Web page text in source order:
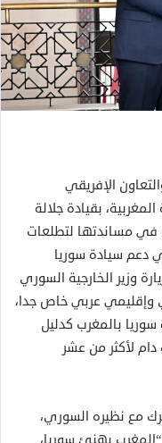
الإفريقي
بقيادة جلالة
في مساندتها لتطلعات
دعم سيادة سوريا
وزير الخارجية السوري
عربي خاص جدا،
بالمغرب كدليل
لأكثر من عشر
مع نظيره السوري،